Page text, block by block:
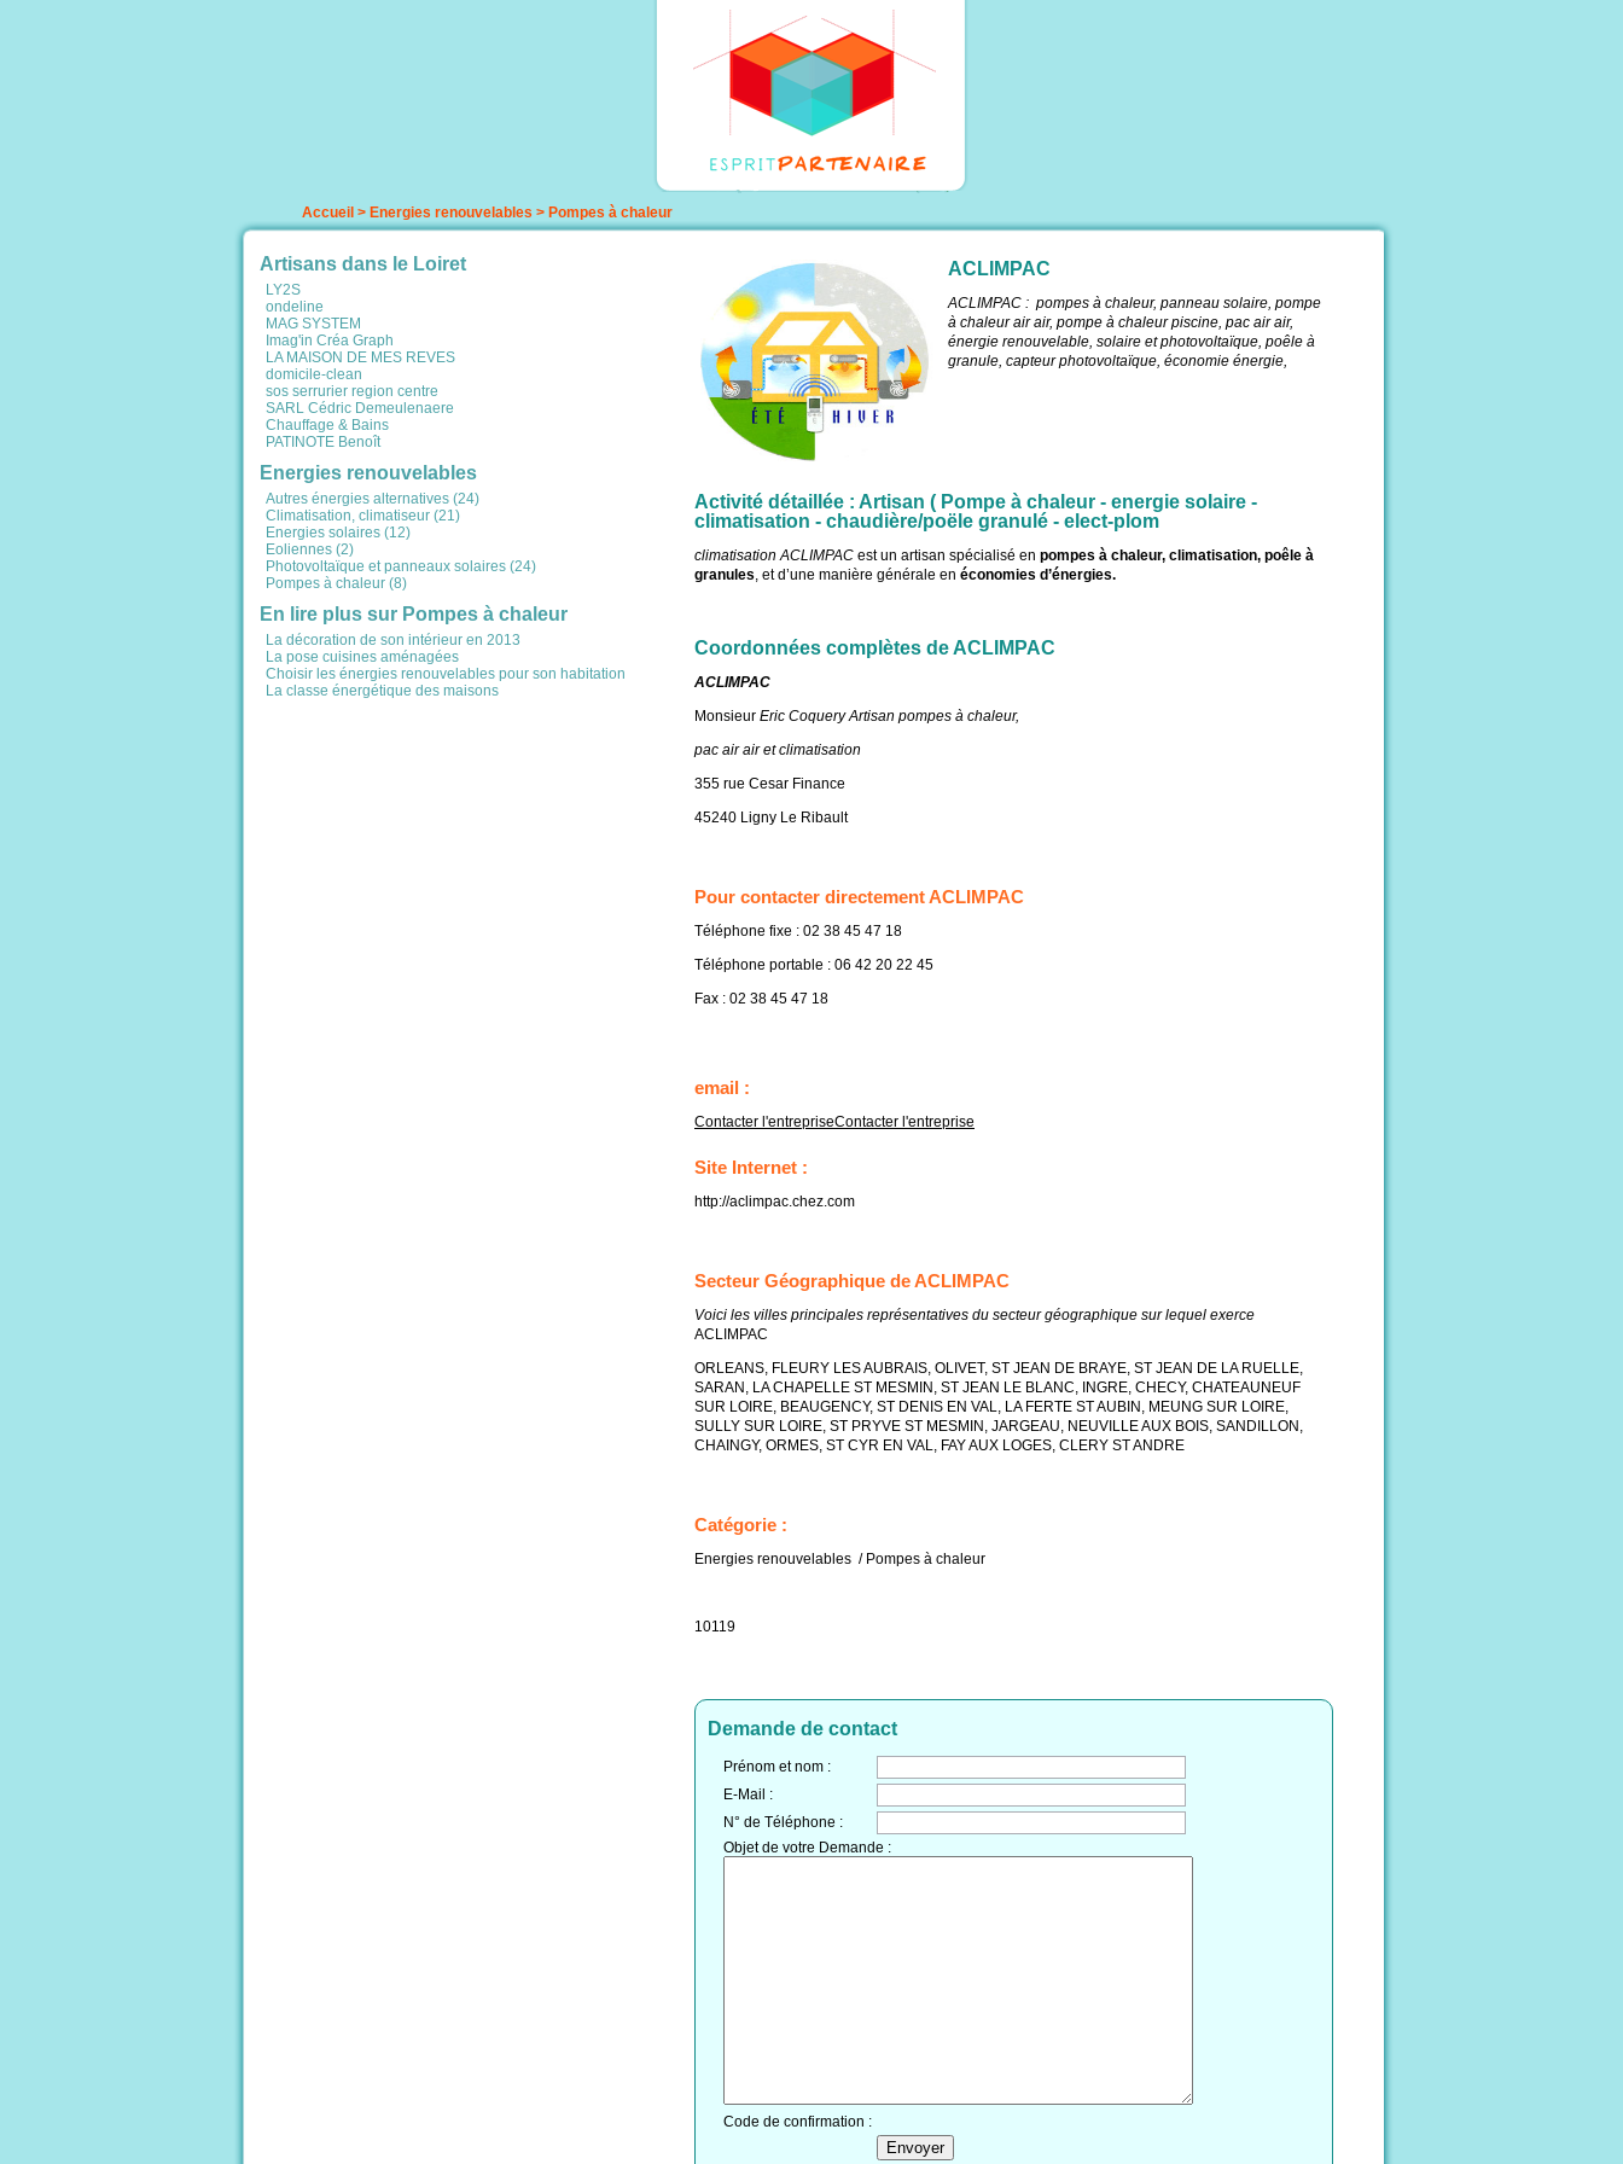
Accueil > Energies renouvelables > Pompes à chaleur
Artisans dans le Loiret
LY2S
ondeline
MAG SYSTEM
Imag'in Créa Graph
LA MAISON DE MES REVES
domicile-clean
sos serrurier region centre
SARL Cédric Demeulenaere
Chauffage & Bains
PATINOTE Benoît
Energies renouvelables
Autres énergies alternatives (24)
Climatisation, climatiseur (21)
Energies solaires (12)
Eoliennes (2)
Photovoltaïque et panneaux solaires (24)
Pompes à chaleur (8)
En lire plus sur Pompes à chaleur
La décoration de son intérieur en 2013
La pose cuisines aménagées
Choisir les énergies renouvelables pour son habitation
La classe énergétique des maisons
ACLIMPAC
ACLIMPAC : pompes à chaleur, panneau solaire, pompe
à chaleur air air, pompe à chaleur piscine, pac air air,
énergie renouvelable, solaire et photovoltaïque, poêle à
granule, capteur photovoltaïque, économie énergie,
Activité détaillée : Artisan ( Pompe à chaleur - energie solaire -
climatisation - chaudière/poële granulé - elect-plom
climatisation ACLIMPAC est un artisan spécialisé en pompes à chaleur, climatisation, poêle à
granules, et d’une manière générale en économies d’énergies.
Coordonnées complètes de ACLIMPAC
ACLIMPAC
Monsieur Eric Coquery Artisan pompes à chaleur,
pac air air et climatisation
355 rue Cesar Finance
45240 Ligny Le Ribault
Pour contacter directement ACLIMPAC
Téléphone fixe : 02 38 45 47 18
Téléphone portable : 06 42 20 22 45
Fax : 02 38 45 47 18
email :
Contacter l'entrepriseContacter l'entreprise
Site Internet :
http://aclimpac.chez.com
Secteur Géographique de ACLIMPAC
Voici les villes principales représentatives du secteur géographique sur lequel exerce
ACLIMPAC
ORLEANS, FLEURY LES AUBRAIS, OLIVET, ST JEAN DE BRAYE, ST JEAN DE LA RUELLE,
SARAN, LA CHAPELLE ST MESMIN, ST JEAN LE BLANC, INGRE, CHECY, CHATEAUNEUF
SUR LOIRE, BEAUGENCY, ST DENIS EN VAL, LA FERTE ST AUBIN, MEUNG SUR LOIRE,
SULLY SUR LOIRE, ST PRYVE ST MESMIN, JARGEAU, NEUVILLE AUX BOIS, SANDILLON,
CHAINGY, ORMES, ST CYR EN VAL, FAY AUX LOGES, CLERY ST ANDRE
Catégorie :
Energies renouvelables / Pompes à chaleur
10119
Demande de contact
Prénom et nom :
E-Mail :
N° de Téléphone :
Objet de votre Demande :
Code de confirmation :